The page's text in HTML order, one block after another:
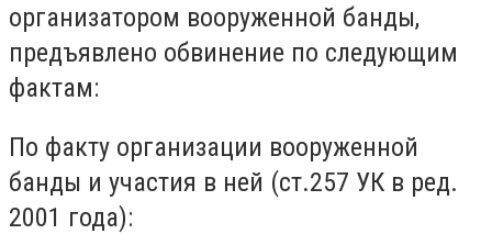
организатором вооруженной банды,
предъявлено обвинение по следующим
фактам:
По факту организации вооруженной
банды и участия в ней (ст.257 УК в ред.
2001 года):